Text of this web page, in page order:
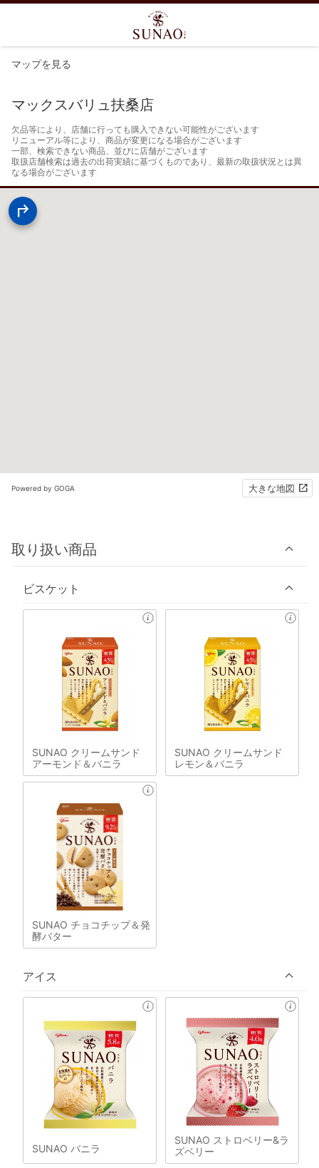
マップを見る
マックスバリュ扶桑店
欠品等により、店舗に行っても購入できない可能性がございます
リニューアル等により、商品が変更になる場合がございます
一部、検索できない商品、並びに店舗がございます
取扱店舗検索は過去の出荷実績に基づくものであり、最新の取扱状況とは異
なる場合がございます
Powered by GOGA 大きな地図
取り扱い商品
ビスケット
SUNAO クリームサンド
アーモンド＆バニラ
SUNAO クリームサンド
レモン＆バニラ
SUNAO チョコチップ＆発
酵バター
アイス
SUNAO バニラ
SUNAO ストロベリー&ラ
ズベリー